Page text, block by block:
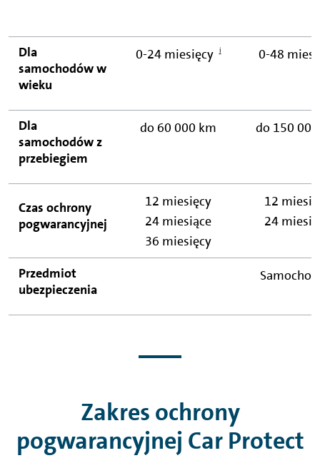
Dla
samochodów w
wieku
0-24 miesięcyℹ 0-48
Dla
samochodów z
przebiegiem
do 60 000 km do 150
Czas ochrony
pogwarancyjnej
12 miesięcy
24 miesiące
36 miesięcy
12
24
Przedmiot
ubezpieczenia
Zakres ochrony
pogwarancyjnej Car Protect